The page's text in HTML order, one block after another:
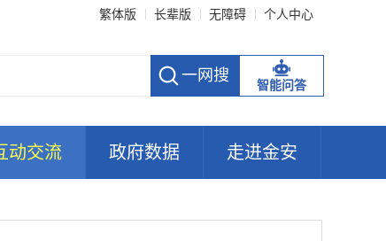
繁体版 长辈版 无障碍 个人中心
智能问答
动交流 政府数据 走进金安